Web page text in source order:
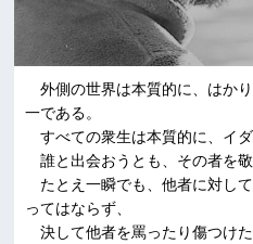
外側の世界は本質的に、はか
一である。
すべての衆生は本質的に、イダ
誰と出会おうとも、その者を敬
たとえ一瞬でも、他者に対し
ってはならず、
決して他者を罵ったり傷つけた